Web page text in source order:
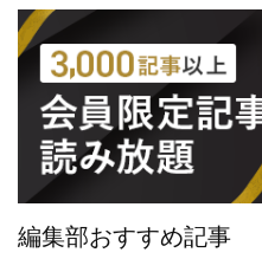
編集部おすすめ記事